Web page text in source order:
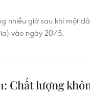
nhiều giờ sau khi một
vào ngày 20/5.
Chất lượng